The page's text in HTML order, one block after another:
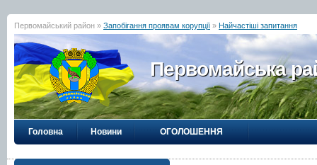
Первомайський район » Запобігання проявам корупції » Найчастіші запитання
Первомайська
Головна Новини ОГОЛОШЕННЯ